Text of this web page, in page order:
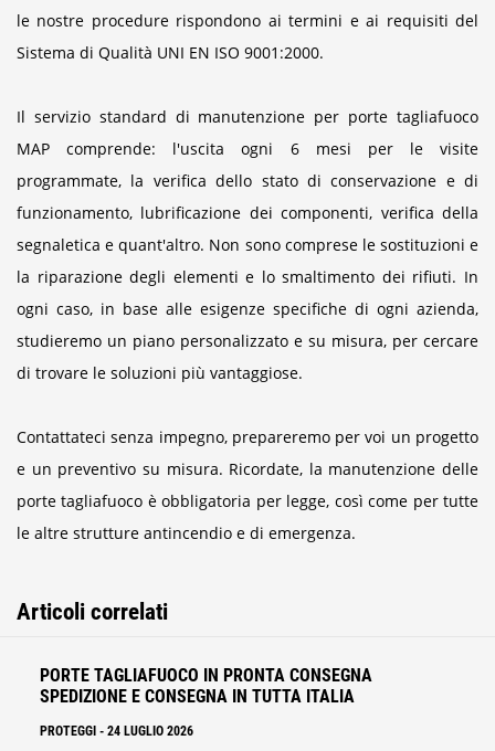
le nostre procedure rispondono ai termini e ai requisiti del
Sistema di Qualità UNI EN ISO 9001:2000.
Il servizio standard di manutenzione per porte tagliafuoco
MAP comprende: l'uscita ogni 6 mesi per le visite
programmate, la verifica dello stato di conservazione e di
funzionamento, lubrificazione dei componenti, verifica della
segnaletica e quant'altro. Non sono comprese le sostituzioni e
la riparazione degli elementi e lo smaltimento dei rifiuti. In
ogni caso, in base alle esigenze specifiche di ogni azienda,
studieremo un piano personalizzato e su misura, per cercare
di trovare le soluzioni più vantaggiose.
Contattateci senza impegno, prepareremo per voi un progetto
e un preventivo su misura. Ricordate, la manutenzione delle
porte tagliafuoco è obbligatoria per legge, così come per tutte
le altre strutture antincendio e di emergenza.
Articoli correlati
PORTE TAGLIAFUOCO IN PRONTA CONSEGNA
SPEDIZIONE E CONSEGNA IN TUTTA ITALIA
PROTEGGI - 24 LUGLIO 2026